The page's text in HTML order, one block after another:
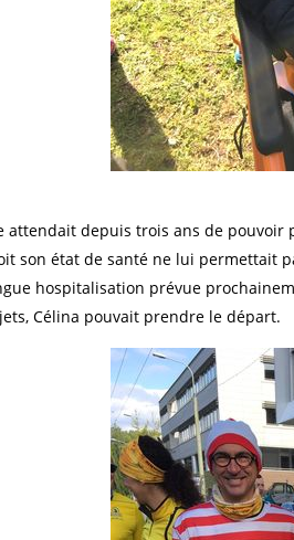
attendait depuis trois ans de
son état de santé ne lui permettait
hospitalisation prévue
Célina pouvait prendre le départ.